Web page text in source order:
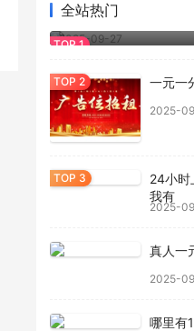
全站热门
正规一元一分红中麻将群
2025-09-27
一元一
2025-
24小时
我有
2025-
真人一
2025-
哪里有